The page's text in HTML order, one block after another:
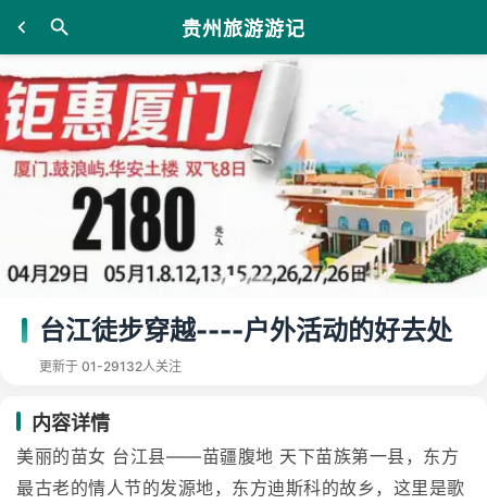
贵州旅游游记
台江徒步穿越----户外活动的好去处
更新于 01-29132人关注
内容详情
美丽的苗女 台江县——苗疆腹地 天下苗族第一县，东方
最古老的情人节的发源地，东方迪斯科的故乡，这里是歌